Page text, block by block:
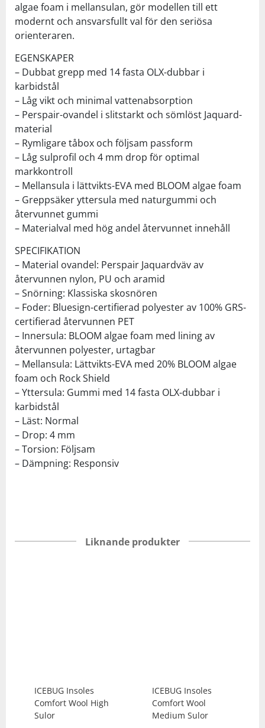
algae foam i mellansulan, gör modellen till ett
modernt och ansvarsfullt val för den seriösa
orienteraren.
EGENSKAPER
– Dubbat grepp med 14 fasta OLX-dubbar i
karbidstål
– Låg vikt och minimal vattenabsorption
– Perspair-ovandel i slitstarkt och sömlöst Jaquard-
material
– Rymligare tåbox och följsam passform
– Låg sulprofil och 4 mm drop för optimal
markkontroll
– Mellansula i lättvikts-EVA med BLOOM algae foam
– Greppsäker yttersula med naturgummi och
återvunnet gummi
– Materialval med hög andel återvunnet innehåll
SPECIFIKATION
– Material ovandel: Perspair Jaquardväv av
återvunnen nylon, PU och aramid
– Snörning: Klassiska skosnören
– Foder: Bluesign-certifierad polyester av 100% GRS-
certifierad återvunnen PET
– Innersula: BLOOM algae foam med lining av
återvunnen polyester, urtagbar
– Mellansula: Lättvikts-EVA med 20% BLOOM algae
foam och Rock Shield
– Yttersula: Gummi med 14 fasta OLX-dubbar i
karbidstål
– Läst: Normal
– Drop: 4 mm
– Torsion: Följsam
– Dämpning: Responsiv
Liknande produkter
ICEBUG Insoles
Comfort Wool High
Sulor
ICEBUG Insoles
Comfort Wool
Medium Sulor